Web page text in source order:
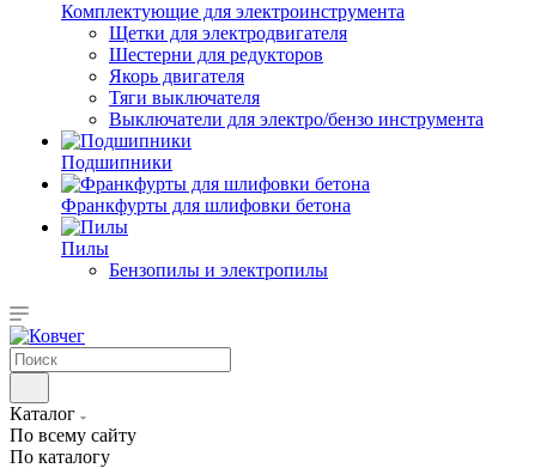
Комплектующие для электроинструмента
Щетки для электродвигателя
Шестерни для редукторов
Якорь двигателя
Тяги выключателя
Выключатели для электро/бензо инструмента
Подшипники
Франкфурты для шлифовки бетона
Пилы
Бензопилы и электропилы
Каталог
По всему сайту
По каталогу